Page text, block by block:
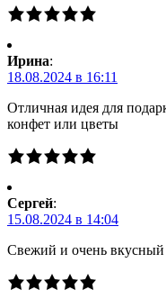
Ирина:
18.08.2024 в 16:11
Отличная идея для
конфет или цветы
Сергей:
15.08.2024 в 14:04
Свежий и очень вкусный